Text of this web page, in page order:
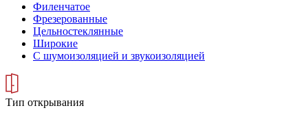
Филенчатое
Фрезерованные
Цельностеклянные
Широкие
С шумоизоляцией и звукоизоляцией
Тип открывания